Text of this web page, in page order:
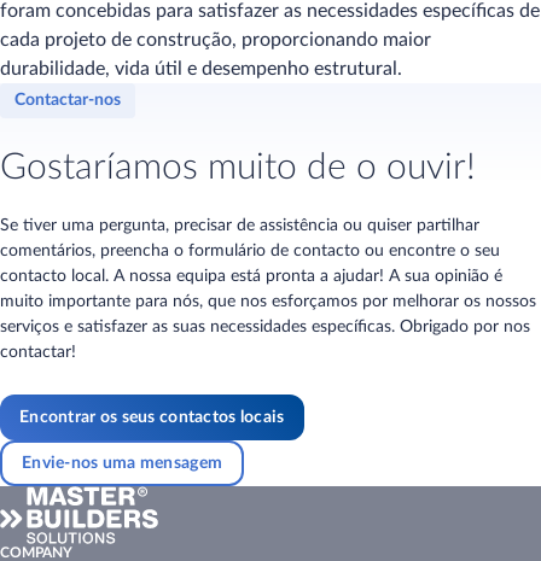
foram concebidas para satisfazer as necessidades específicas de
cada projeto de construção, proporcionando maior
durabilidade, vida útil e desempenho estrutural.
Contactar-nos
Gostaríamos muito de o ouvir!
Se tiver uma pergunta, precisar de assistência ou quiser partilhar
comentários, preencha o formulário de contacto ou encontre o seu
contacto local. A nossa equipa está pronta a ajudar! A sua opinião é
muito importante para nós, que nos esforçamos por melhorar os nossos
serviços e satisfazer as suas necessidades específicas. Obrigado por nos
contactar!
Encontrar os seus contactos locais
Envie-nos uma mensagem
COMPANY